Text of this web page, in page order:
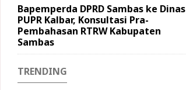
Bapemperda DPRD Sambas ke Dinas
PUPR Kalbar, Konsultasi Pra-
Pembahasan RTRW Kabupaten
Sambas
TRENDING